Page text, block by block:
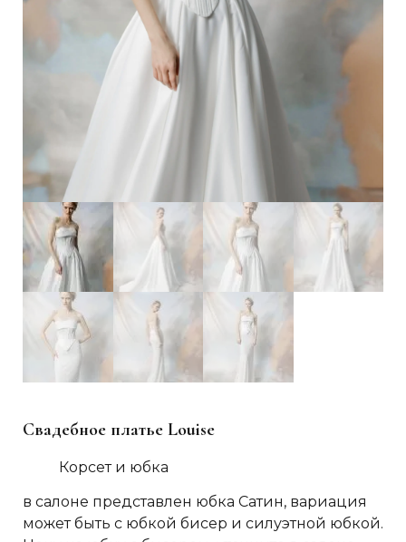
Свадебное платье Louise
Корсет и юбка
в салоне представлен юбка Сатин, вариация
может быть с юбкой бисер и силуэтной юбкой.